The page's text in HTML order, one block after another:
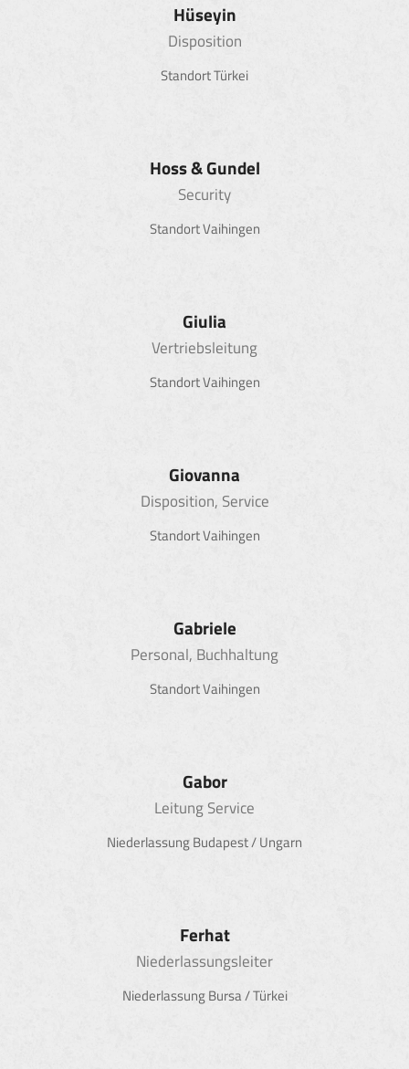
Hüseyin
Disposition
Standort Türkei
Hoss & Gundel
Security
Standort Vaihingen
Giulia
Vertriebsleitung
Standort Vaihingen
Giovanna
Disposition, Service
Standort Vaihingen
Gabriele
Personal, Buchhaltung
Standort Vaihingen
Gabor
Leitung Service
Niederlassung Budapest / Ungarn
Ferhat
Niederlassungsleiter
Niederlassung Bursa / Türkei